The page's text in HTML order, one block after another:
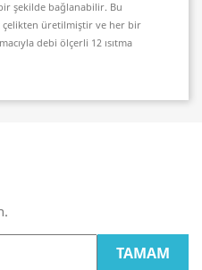
şekilde bağlanabilir. Bu
çelikten üretilmiştir ve her bir
debi ölçerli 12 ısıtma